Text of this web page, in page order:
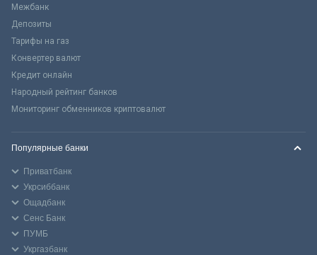
Межбанк
Депозиты
Тарифы на газ
Конвертер валют
Кредит онлайн
Народный рейтинг банков
Мониторинг обменников криптовалют
Популярные банки
Приватбанк
Укрсиббанк
Ощадбанк
Сенс Банк
ПУМБ
Укргазбанк